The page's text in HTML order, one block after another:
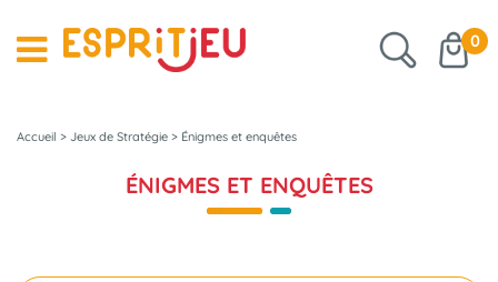
0
Accueil > Jeux de Stratégie > Énigmes et enquêtes
ÉNIGMES ET ENQUÊTES